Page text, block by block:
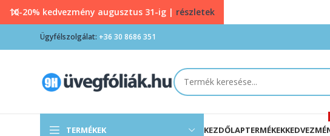
Ügyfélszolgálat: +36 30 8686 351
TERMÉKEK KEZDŐLAPTERMÉKEK
10-20% kedvezmény augusztus 31-ig | részletek